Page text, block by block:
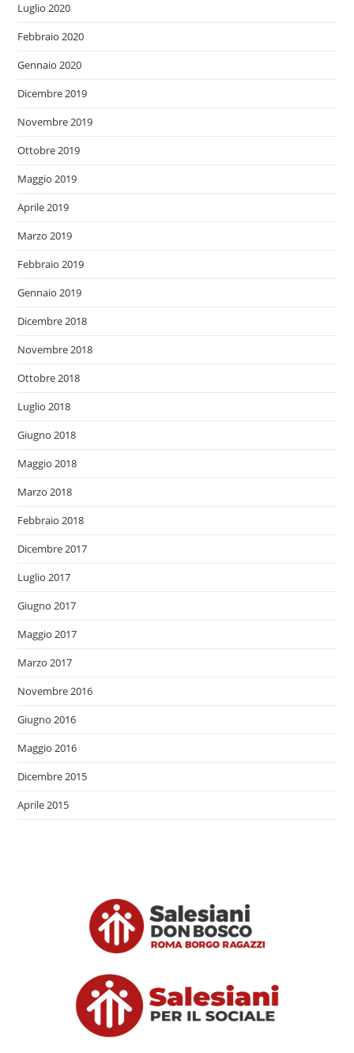
Luglio 2020
Febbraio 2020
Gennaio 2020
Dicembre 2019
Novembre 2019
Ottobre 2019
Maggio 2019
Aprile 2019
Marzo 2019
Febbraio 2019
Gennaio 2019
Dicembre 2018
Novembre 2018
Ottobre 2018
Luglio 2018
Giugno 2018
Maggio 2018
Marzo 2018
Febbraio 2018
Dicembre 2017
Luglio 2017
Giugno 2017
Maggio 2017
Marzo 2017
Novembre 2016
Giugno 2016
Maggio 2016
Dicembre 2015
Aprile 2015